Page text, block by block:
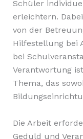
Schüler
erleichtern.
von der
Hilfestellung bei
bei
Verantwortung
Thema, das
Die Arbeit
Geduld und